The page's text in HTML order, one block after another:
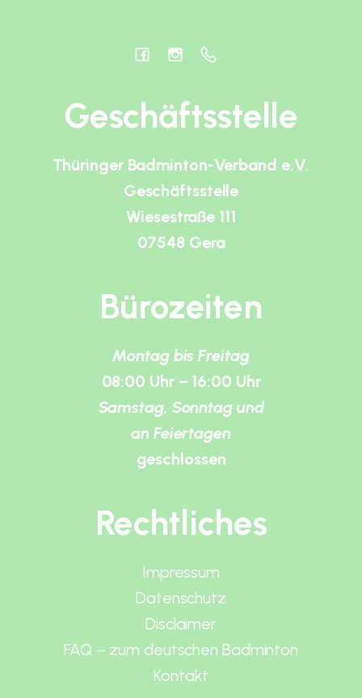
Geschäftsstelle
Thüringer Badminton-Verband e.V.
Geschäftsstelle
Wiesestraße 111
07548 Gera
Bürozeiten
Montag bis Freitag
08:00 Uhr – 16:00 Uhr
Samstag, Sonntag und
an Feiertagen
geschlossen
Rechtliches
Impressum
Datenschutz
Disclaimer
FAQ – zum deutschen Badminton
Kontakt